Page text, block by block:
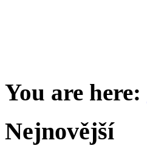
You are here:
Nejnovější